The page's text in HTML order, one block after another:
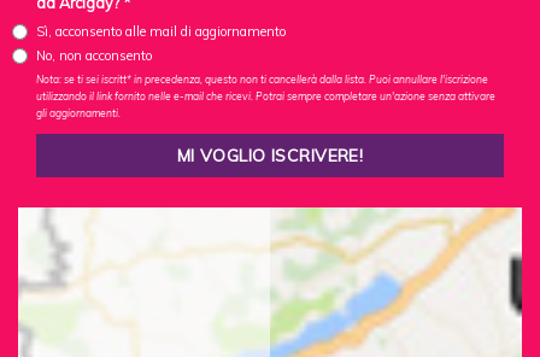
Sì, acconsento alle mail di aggiornamento
No, non acconsento
Nota: se ti sei iscritt* in precedenza, questo non ti cancellerà dalla lista. Puoi annullare l'iscrizione
utilizzando il link fornito nelle e-mail che ricevi. Potrai sempre completare un'azione senza attivare
gli aggiornamenti.